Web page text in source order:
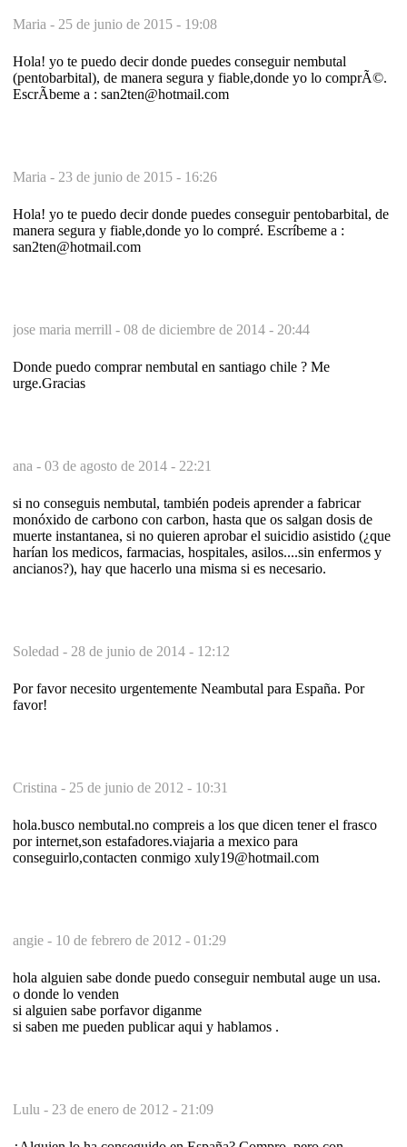
Maria - 25 de junio de 2015 - 19:08
Hola! yo te puedo decir donde puedes conseguir nembutal
(pentobarbital), de manera segura y fiable,donde yo lo comprÃ©.
EscrÃ­beme a : san2ten@hotmail.com
Maria - 23 de junio de 2015 - 16:26
Hola! yo te puedo decir donde puedes conseguir pentobarbital, de
manera segura y fiable,donde yo lo compré. Escríbeme a :
san2ten@hotmail.com
jose maria merrill - 08 de diciembre de 2014 - 20:44
Donde puedo comprar nembutal en santiago chile ? Me
urge.Gracias
ana - 03 de agosto de 2014 - 22:21
si no conseguis nembutal, también podeis aprender a fabricar
monóxido de carbono con carbon, hasta que os salgan dosis de
muerte instantanea, si no quieren aprobar el suicidio asistido (¿que
harían los medicos, farmacias, hospitales, asilos....sin enfermos y
ancianos?), hay que hacerlo una misma si es necesario.
Soledad - 28 de junio de 2014 - 12:12
Por favor necesito urgentemente Neambutal para España. Por
favor!
Cristina - 25 de junio de 2012 - 10:31
hola.busco nembutal.no compreis a los que dicen tener el frasco
por internet,son estafadores.viajaria a mexico para
conseguirlo,contacten conmigo xuly19@hotmail.com
angie - 10 de febrero de 2012 - 01:29
hola alguien sabe donde puedo conseguir nembutal auge un usa.
o donde lo venden
si alguien sabe porfavor diganme
si saben me pueden publicar aqui y hablamos .
Lulu - 23 de enero de 2012 - 21:09